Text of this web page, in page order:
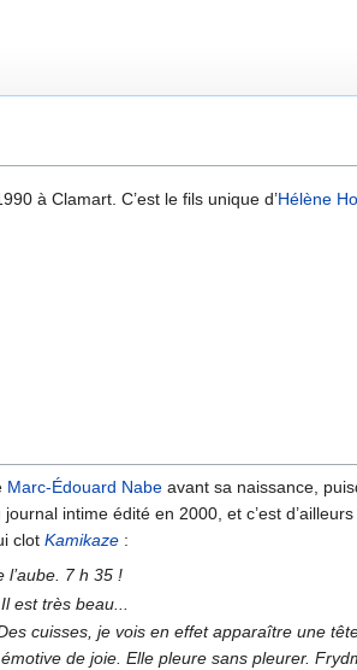
à Clamart. C’est le fils unique d’Hélène
Marc-Édouard Nabe avant sa naissance,
intime édité en 2000, et c’est
clot Kamikaze :
7 h 35 !
est très beau...
cuisses, je vois en effet apparaître une
de joie. Elle pleure sans pleurer.